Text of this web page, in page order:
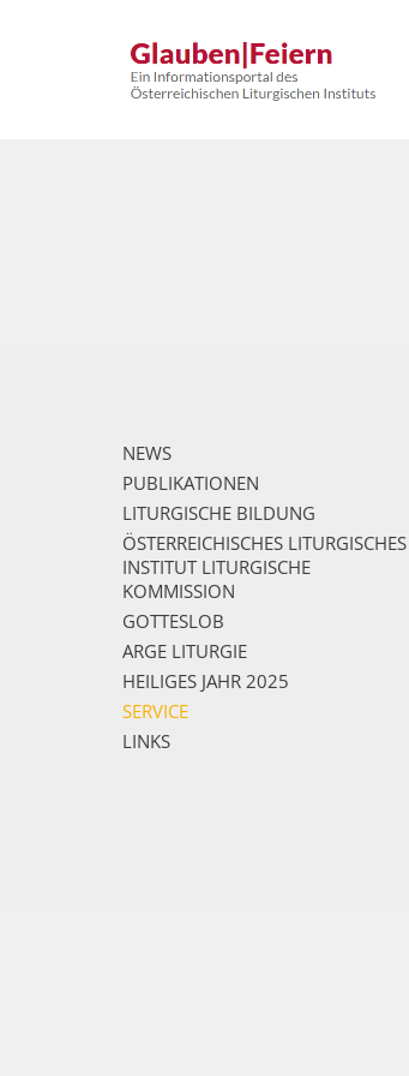
NEWS
PUBLIKATIONEN
LITURGISCHE BILDUNG
ÖSTERREICHISCHES LITURGISCHES
INSTITUT LITURGISCHE
KOMMISSION
GOTTESLOB
ARGE LITURGIE
HEILIGES JAHR 2025
SERVICE
LINKS